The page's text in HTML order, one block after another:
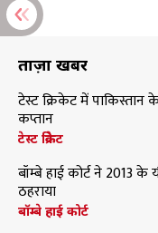
ताज़ा खबरें
टेस्ट क्रिकेट में
कप्तान
टेस्ट क्रिकेट
बॉम्बे हाई कोर्ट ने 2013
ठहराया
बॉम्बे हाई कोर्ट